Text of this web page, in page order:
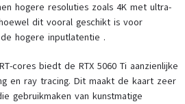
hogere resoluties zoals 4K met ultra-
dit vooral geschikt is voor
hogere inputlatentie .
cores biedt de RTX 5060 Ti aanzienlijke
en ray tracing. Dit maakt de kaart zeer
gebruikmaken van kunstmatige